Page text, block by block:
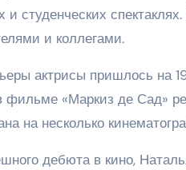
и студенческих
и коллегами.
актрисы пришлось на
фильме «Маркиз де Сад»
на несколько
дебюта в кино,